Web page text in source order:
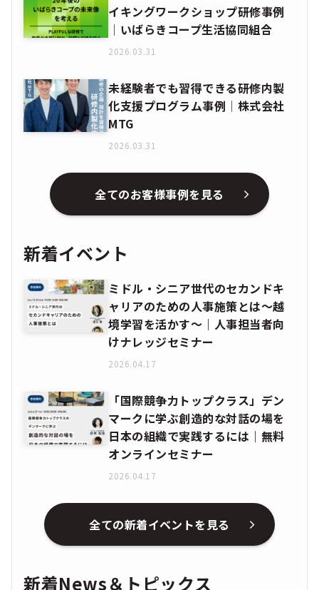
イキングワークショップ研修事例
│いばらきコープ生活協同組合
2026.03.31
未経験者でも習得できる研修内製
化支援プログラム事例│株式会社
MTG
2026.03.31
全てのお客様事例を見る
新着イベント
ミドル・シニア世代のセカンドキ
ャリアのための人事施策とは〜越
境学習を活かす〜｜人事担当者向
けナレッジセミナー
2026.04.17
「国際競争力トップクラス」デン
マークに学ぶ創造的な対話の場を
日本の組織で実践するには｜無料
オンラインセミナー
2026.04.17
全ての新着イベントを見る
新着News＆トピックス